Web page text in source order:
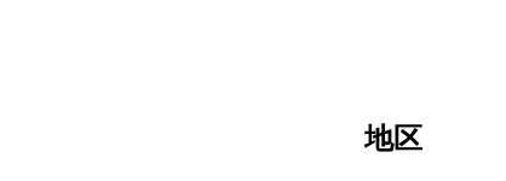
地区